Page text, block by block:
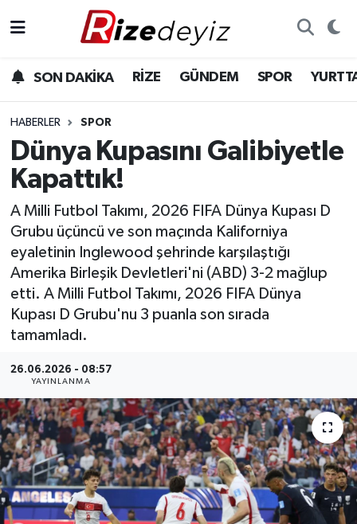
SON DAKİKA RİZE GÜNDEM SPOR
HABERLER SPOR
Dünya Kupasını Galibiyetle
Kapattık!
A Milli Futbol Takımı, 2026 FIFA Dünya Kupası D
Grubu üçüncü ve son maçında Kaliforniya
eyaletinin Inglewood şehrinde karşılaştığı
Amerika Birleşik Devletleri'ni (ABD) 3-2 mağlup
etti. A Milli Futbol Takımı, 2026 FIFA Dünya
Kupası D Grubu'nu 3 puanla son sırada
tamamladı.
26.06.2026 - 08:57
YAYINLANMA
Gündem
Yurttan Haberler
Ekonomi
Teknoloji
Rize Hava Durumu
Rize Trafik Yoğunluk Haritası
Süper Lig Puan Durumu ve Fikstür
Tüm Manşetler
Son Dakika Haberleri